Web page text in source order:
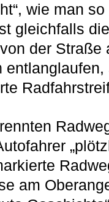
wie man
gleichfalls
der Straße
am